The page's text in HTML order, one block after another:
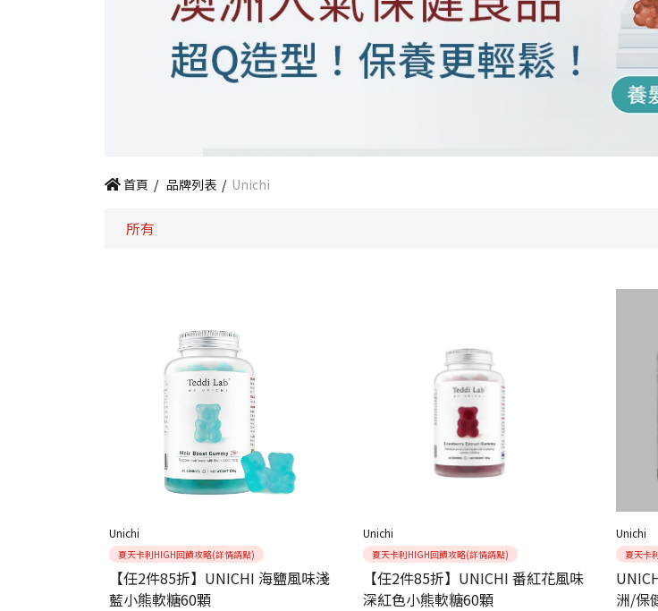
首頁 / 品牌列表 / Unichi
所有
Unichi
夏天卡利HIGH回饋攻略(詳情請點)
【任2件85折】UNICHI 海鹽風味淺
藍小熊軟糖60顆
Unichi
夏天卡利HIGH回饋攻略(詳情請點)
【任2件85折】UNICHI 番紅花風味
深紅色小熊軟糖60顆
Unichi
夏天卡
洲/保